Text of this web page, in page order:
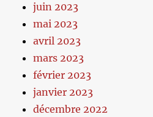
juin 2023
mai 2023
avril 2023
mars 2023
février 2023
janvier 2023
décembre 2022